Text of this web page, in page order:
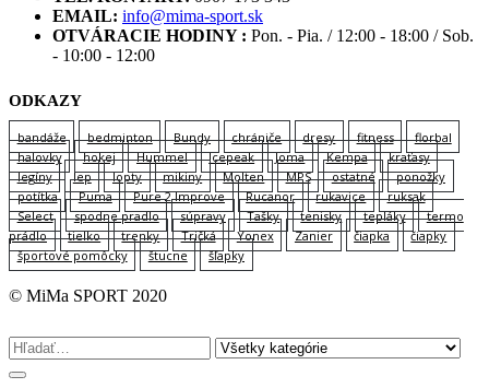
EMAIL: info@mima-sport.sk
OTVÁRACIE HODINY : Pon. - Pia. / 12:00 - 18:00 / Sob.
- 10:00 - 12:00
ODKAZY
bandáže bedminton Bundy chrániče dresy fitness
florbal
halovky
hokej Hummel Icepeak Joma Kempa
kraťasy
legíny
lep lopty mikiny Molten MPS ostatné
ponožky
potítka
Puma Pure 2 Improve Rucanor rukavice
ruksak
Select
spodne pradlo súpravy Tašky tenisky tepláky
termo
prádlo
tielko trenky Tričká Yonex Zanier čiapka
čiapky
športové pomôcky
štucne šľapky
© MiMa SPORT 2020